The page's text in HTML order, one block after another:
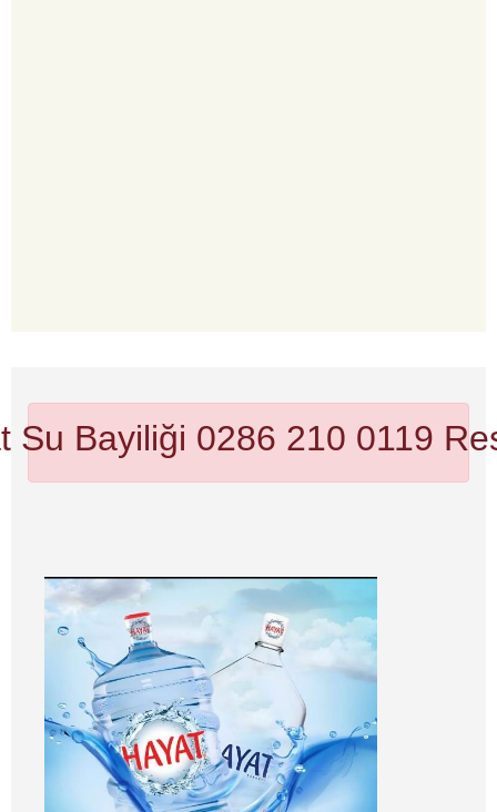
Su Bayiliği 0286 210 0119